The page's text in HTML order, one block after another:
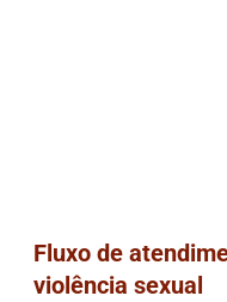
Fluxo de
violência sexual